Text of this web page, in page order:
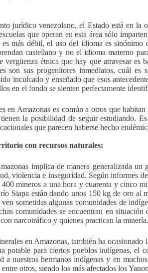
jurídico venezolano, el Estado está en la
que operan en esta área sólo
más débil, el uso del idioma es sinónimo
castellano y no el idioma materno
vergüenza étnica que hay que atravesar es
son sus progenitores inmediatos, cuál
inculcado y enseñado que esos
en el fondo se sienten perfectamente
en Amazonas es común a otros que
la posibilidad de seguir estudiando.
que parecen haberse hecho
con recursos naturales:
implica de manera generalizada
violencia e inseguridad. Según informes
mineros a una hora y cuarenta y cinco
Siapa están dando unos 150 kg de oro al
sometidas algunas comunidades de
comunidades se encuentran en
narcotráfico y quienes practican la minería.
en Amazonas, también ha ocasionado
potable para ciertos pueblos indígenas, el
a nuestros hermanos indígenas y en
otros, siendo los más afectados los